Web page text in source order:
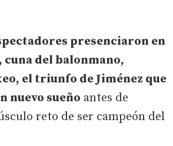
presenciaron en
cuna del balonmano,
el triunfo de Jiménez que
nuevo sueño antes de
reto de ser campeón del